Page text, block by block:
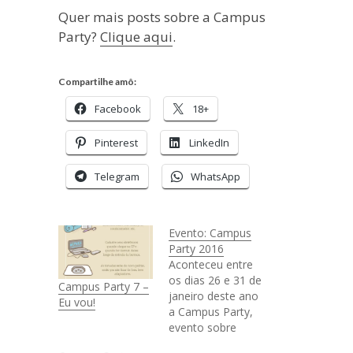
Quer mais posts sobre a Campus
Party? Clique aqui.
Compartilhe amô:
Facebook 18+
Pinterest LinkedIn
Telegram WhatsApp
Campus Party 7 –
Eu vou!
Evento: Campus
Party 2016
Aconteceu entre
os dias 26 e 31 de
janeiro deste ano
a Campus Party,
evento sobre